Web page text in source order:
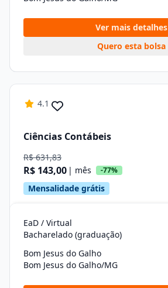
Ver mais detalhes
Quero esta bolsa
4.1
Ciências Contábeis
R$ 631,83
R$ 143,00 | mês -77%
Mensalidade grátis
EaD / Virtual
Bacharelado (graduação)
Bom Jesus do Galho
Bom Jesus do Galho/MG